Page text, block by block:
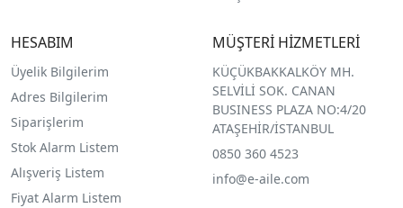
HESABIM
Üyelik Bilgilerim
Adres Bilgilerim
Siparişlerim
Stok Alarm Listem
Alışveriş Listem
Fiyat Alarm Listem
MÜŞTERİ HİZMETLERİ
KÜÇÜKBAKKALKÖY MH.
SELVİLİ SOK. CANAN
BUSINESS PLAZA NO:4/20
ATAŞEHİR/İSTANBUL
0850 360 4523
info@e-aile.com